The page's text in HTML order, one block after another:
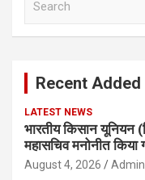
Recent Added
LATEST NEWS
भारतीय किसान यूनियन
महासचिव मनोनीत किया
August 4, 2026